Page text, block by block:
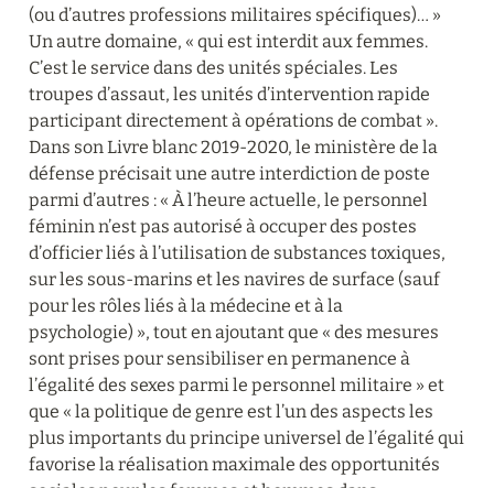
(ou d’autres professions militaires spécifiques)… »
Un autre domaine, « qui est interdit aux femmes.
C’est le service dans des unités spéciales. Les
troupes d’assaut, les unités d’intervention rapide
participant directement à opérations de combat ».
Dans son Livre blanc 2019-2020, le ministère de la
défense précisait une autre interdiction de poste
parmi d’autres : « À l’heure actuelle, le personnel
féminin n’est pas autorisé à occuper des postes
d’officier liés à l’utilisation de substances toxiques,
sur les sous-marins et les navires de surface (sauf
pour les rôles liés à la médecine et à la
psychologie) », tout en ajoutant que « des mesures
sont prises pour sensibiliser en permanence à
l’égalité des sexes parmi le personnel militaire » et
que « la politique de genre est l’un des aspects les
plus importants du principe universel de l’égalité qui
favorise la réalisation maximale des opportunités